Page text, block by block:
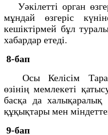
Уәкілетті орган
мұндай өзгеріс
кешіктірмей бұл
хабардар етеді.
8-бап
Осы Келісім
өзінің мемлекеті
басқа да
құқықтары мен
9-бап